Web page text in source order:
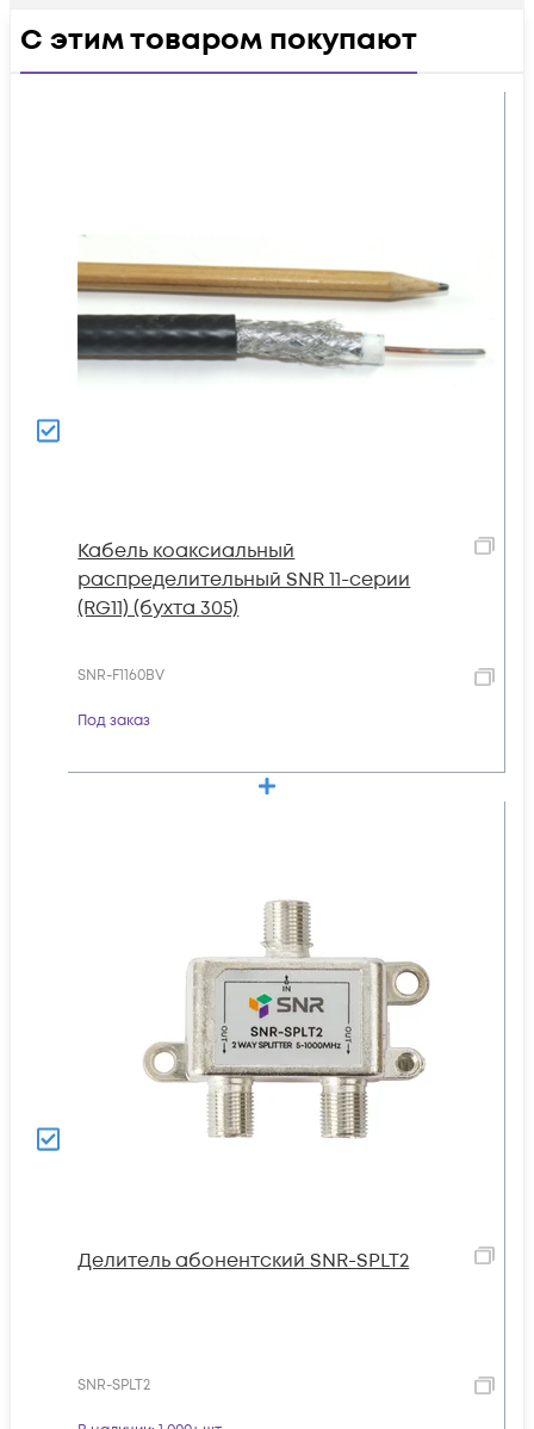
С этим товаром покупают
Кабель коаксиальный
распределительный SNR 11-серии
(RG11) (бухта 305)
SNR-F1160BV
Под заказ
Делитель абонентский SNR-SPLT2
SNR-SPLT2